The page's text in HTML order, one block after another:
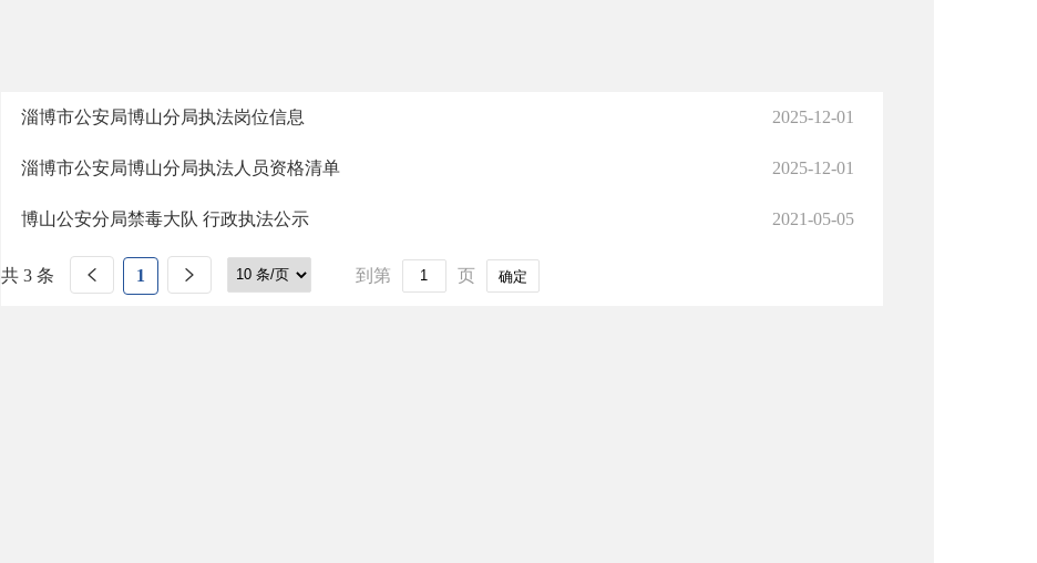
淄博市公安局博山分局执法岗位信息 2025-12-01
淄博市公安局博山分局执法人员资格清单 2025-12-01
博山公安分局禁毒大队 行政执法公示 2021-05-05
共 3 条 1 到第 页 确定